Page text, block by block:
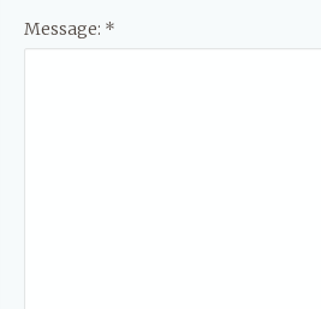
Message: *